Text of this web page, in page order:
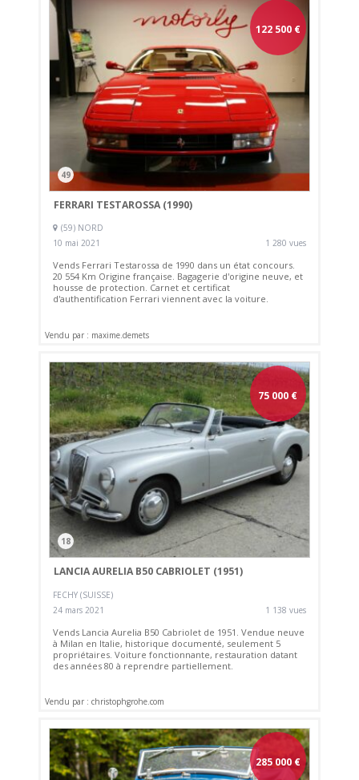
122 500€
49
FERRARI TESTAROSSA (1990)
(59) NORD
10 mai 2021
1 280 vues
Vends Ferrari Testarossa de 1990 dans un état concours.
20 554 Km Origine française. Bagagerie d'origine neuve, et
housse de protection. Carnet et certificat
d'authentification Ferrari viennent avec la voiture.
Vendu par : maxime.demets
75 000 €
18
LANCIA AURELIA B50 CABRIOLET (1951)
FECHY (SUISSE)
24 mars 2021
1 138 vues
Vends Lancia Aurelia B50 Cabriolet de 1951. Vendue neuve
à Milan en Italie, historique documenté, seulement 5
propriétaires. Voiture fonctionnante, restauration datant
des années 80 à reprendre partiellement.
Vendu par : christophgrohe.com
285 000€